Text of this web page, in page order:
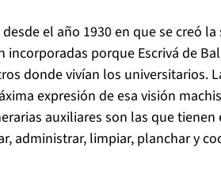
el año 1930 en que se creó la
incorporadas porque Escrivá de
donde vivían los universitarios.
expresión de esa visión
auxiliares son las que tienen
administrar, limpiar, planchar y